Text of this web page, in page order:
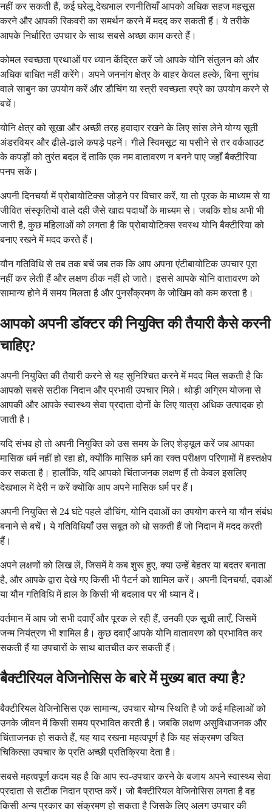
नहीं कर सकती हैं, कई घरेलू देखभाल रणनीतियाँ आपको अधिक सहज महसूस
करने और आपकी रिकवरी का समर्थन करने में मदद कर सकती हैं। ये तरीके
आपके निर्धारित उपचार के साथ सबसे अच्छा काम करते हैं।
कोमल स्वच्छता प्रथाओं पर ध्यान केंद्रित करें जो आपके योनि संतुलन को और
अधिक बाधित नहीं करेंगे। अपने जननांग क्षेत्र के बाहर केवल हल्के, बिना सुगंध
वाले साबुन का उपयोग करें और डौचिंग या स्त्री स्वच्छता स्प्रे का उपयोग करने से
बचें।
योनि क्षेत्र को सूखा और अच्छी तरह हवादार रखने के लिए सांस लेने योग्य सूती
अंडरवियर और ढीले-ढाले कपड़े पहनें। गीले स्विमसूट या पसीने से तर वर्कआउट
के कपड़ों को तुरंत बदल दें ताकि एक नम वातावरण न बनने पाए जहाँ बैक्टीरिया
पनप सकें।
अपनी दिनचर्या में प्रोबायोटिक्स जोड़ने पर विचार करें, या तो पूरक के माध्यम से या
जीवित संस्कृतियों वाले दही जैसे खाद्य पदार्थों के माध्यम से। जबकि शोध अभी भी
जारी है, कुछ महिलाओं को लगता है कि प्रोबायोटिक्स स्वस्थ योनि बैक्टीरिया को
बनाए रखने में मदद करते हैं।
यौन गतिविधि से तब तक बचें जब तक कि आप अपना एंटीबायोटिक उपचार पूरा
नहीं कर लेती हैं और लक्षण ठीक नहीं हो जाते। इससे आपके योनि वातावरण को
सामान्य होने में समय मिलता है और पुनर्संक्रमण के जोखिम को कम करता है।
आपको अपनी डॉक्टर की नियुक्ति की तैयारी कैसे करनी
चाहिए?
अपनी नियुक्ति की तैयारी करने से यह सुनिश्चित करने में मदद मिल सकती है कि
आपको सबसे सटीक निदान और प्रभावी उपचार मिले। थोड़ी अग्रिम योजना से
आपकी और आपके स्वास्थ्य सेवा प्रदाता दोनों के लिए यात्रा अधिक उत्पादक हो
जाती है।
यदि संभव हो तो अपनी नियुक्ति को उस समय के लिए शेड्यूल करें जब आपका
मासिक धर्म नहीं हो रहा हो, क्योंकि मासिक धर्म का रक्त परीक्षण परिणामों में हस्तक्षेप
कर सकता है। हालाँकि, यदि आपको चिंताजनक लक्षण हैं तो केवल इसलिए
देखभाल में देरी न करें क्योंकि आप अपने मासिक धर्म पर हैं।
अपनी नियुक्ति से 24 घंटे पहले डौचिंग, योनि दवाओं का उपयोग करने या यौन संबंध
बनाने से बचें। ये गतिविधियाँ उस सबूत को धो सकती हैं जो निदान में मदद करती
हैं।
अपने लक्षणों को लिख लें, जिसमें वे कब शुरू हुए, क्या उन्हें बेहतर या बदतर बनाता
है, और आपके द्वारा देखे गए किसी भी पैटर्न को शामिल करें। अपनी दिनचर्या, दवाओं
या यौन गतिविधि में हाल के किसी भी बदलाव पर भी ध्यान दें।
वर्तमान में आप जो सभी दवाएँ और पूरक ले रही हैं, उनकी एक सूची लाएँ, जिसमें
जन्म नियंत्रण भी शामिल है। कुछ दवाएँ आपके योनि वातावरण को प्रभावित कर
सकती हैं या उपचारों के साथ बातचीत कर सकती हैं।
बैक्टीरियल वेजिनोसिस के बारे में मुख्य बात क्या है?
बैक्टीरियल वेजिनोसिस एक सामान्य, उपचार योग्य स्थिति है जो कई महिलाओं को
उनके जीवन में किसी समय प्रभावित करती है। जबकि लक्षण असुविधाजनक और
चिंताजनक हो सकते हैं, यह याद रखना महत्वपूर्ण है कि यह संक्रमण उचित
चिकित्सा उपचार के प्रति अच्छी प्रतिक्रिया देता है।
सबसे महत्वपूर्ण कदम यह है कि आप स्व-उपचार करने के बजाय अपने स्वास्थ्य सेवा
प्रदाता से सटीक निदान प्राप्त करें। जो बैक्टीरियल वेजिनोसिस लगता है वह
किसी अन्य प्रकार का संक्रमण हो सकता है जिसके लिए अलग उपचार की